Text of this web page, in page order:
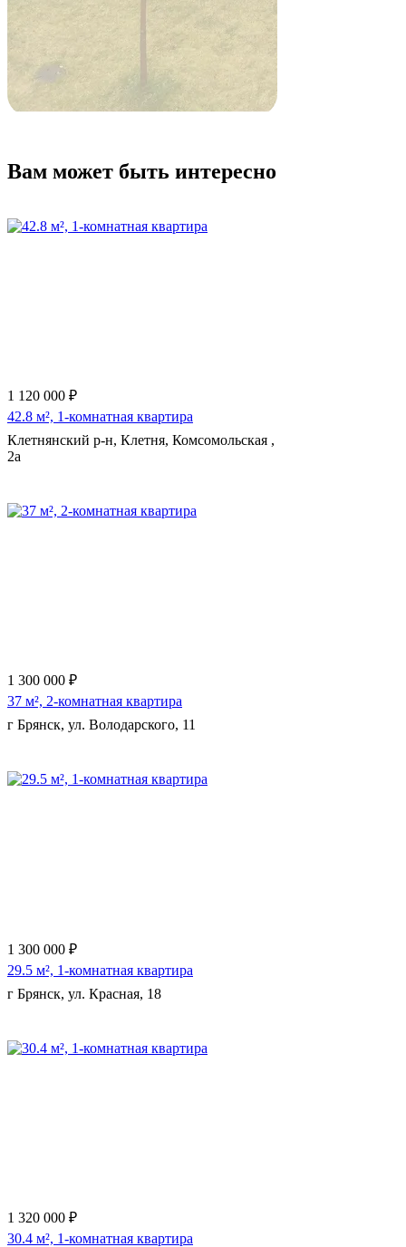
Вам может быть интересно
1 120 000 ₽
42.8 м², 1-комнатная квартира
Клетнянский р-н, Клетня, Комсомольская ,
2а
1 300 000 ₽
37 м², 2-комнатная квартира
г Брянск, ул. Володарского, 11
1 300 000 ₽
29.5 м², 1-комнатная квартира
г Брянск, ул. Красная, 18
1 320 000 ₽
30.4 м², 1-комнатная квартира